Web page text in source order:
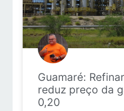
Guamaré:
reduz preço da
0,20